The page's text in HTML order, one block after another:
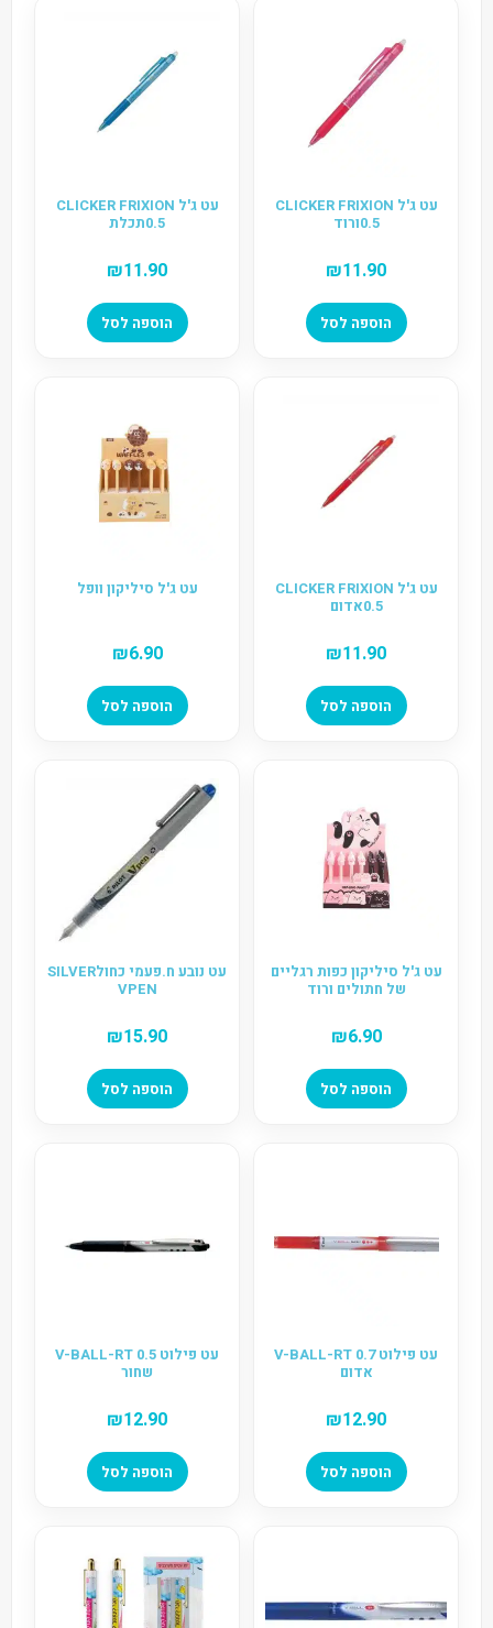
עט ג'ל CLICKER FRIXION
0.5ורוד
₪11.90
הוספה לסל
עט ג'ל CLICKER FRIXION
0.5תכלת
₪11.90
הוספה לסל
עט ג'ל CLICKER FRIXION
0.5אדום
₪11.90
הוספה לסל
עט ג'ל סיליקון וופל
₪6.90
הוספה לסל
עט ג'ל סיליקון כפות רגליים
של חתולים ורוד
₪6.90
הוספה לסל
עט נובע ח.פעמי כחולSILVER
VPEN
₪15.90
הוספה לסל
עט פילוט V-BALL-RT 0.7
אדום
₪12.90
הוספה לסל
עט פילוט V-BALL-RT 0.5
שחור
₪12.90
הוספה לסל